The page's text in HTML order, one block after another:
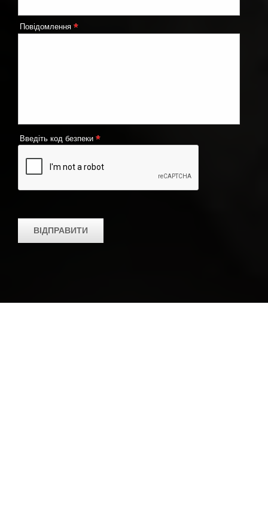
Повідомлення *
Введіть код безпеки *